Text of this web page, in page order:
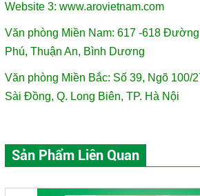
Website 3: www.arovietnam.com
Văn phòng Miền Nam: 617 -618
Phú, Thuận An, Bình Dương
Văn phòng Miền Bắc: Số 39, Ngõ 100/
Sài Đồng, Q. Long Biên, TP. Hà Nội
Sản Phẩm Liên Quan